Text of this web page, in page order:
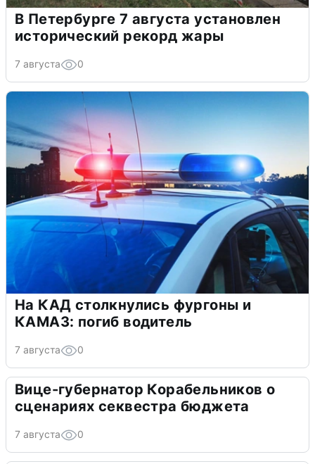
В Петербурге 7 августа установлен
исторический рекорд жары
7 августа 0
На КАД столкнулись фургоны и
КАМАЗ: погиб водитель
7 августа 0
Вице-губернатор Корабельников о
сценариях секвестра бюджета
7 августа 0